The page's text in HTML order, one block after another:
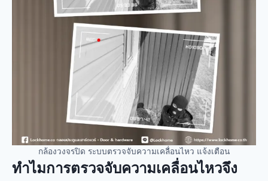
กล้องวงจรปิด ระบบตรวจจับความเคลื่อนไหว แจ้งเตือน
ทำไมการตรวจจับความเคลื่อนไหวจึง